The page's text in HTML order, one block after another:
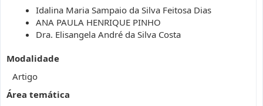
Idalina Maria Sampaio da Silva Feitosa Dias
ANA PAULA HENRIQUE PINHO
Dra. Elisangela André da Silva Costa
Modalidade
Artigo
Área temática